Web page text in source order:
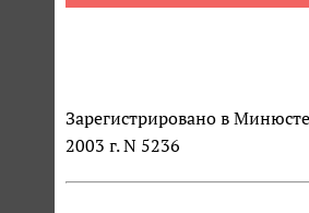
Зарегистрировано в
2003 г. N 5236